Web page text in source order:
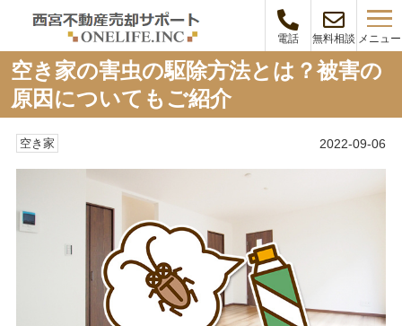
電話 無料相談 メニュー
空き家の害虫の駆除方法とは？被害の
原因についてもご紹介
空き家 2022-09-06